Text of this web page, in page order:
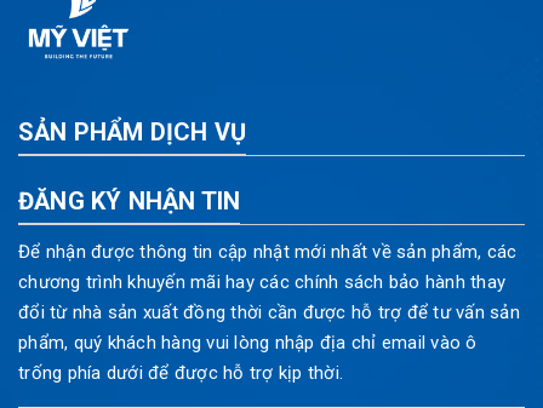
SẢN PHẨM DỊCH VỤ
ĐĂNG KÝ NHẬN TIN
Để nhận được thông tin cập nhật mới nhất về sản phẩm, các
chương trình khuyến mãi hay các chính sách bảo hành thay
đổi từ nhà sản xuất đồng thời cần được hỗ trợ để tư vấn sản
phẩm, quý khách hàng vui lòng nhập địa chỉ email vào ô
trống phía dưới để được hỗ trợ kịp thời.